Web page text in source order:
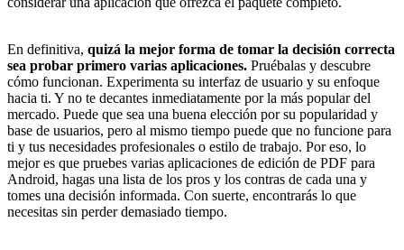
En definitiva, quizá la mejor forma de tomar la decisión correcta
sea probar primero varias aplicaciones. Pruébalas y descubre
cómo funcionan. Experimenta su interfaz de usuario y su enfoque
hacia ti. Y no te decantes inmediatamente por la más popular del
mercado. Puede que sea una buena elección por su popularidad y
base de usuarios, pero al mismo tiempo puede que no funcione para
ti y tus necesidades profesionales o estilo de trabajo. Por eso, lo
mejor es que pruebes varias aplicaciones de edición de PDF para
Android, hagas una lista de los pros y los contras de cada una y
tomes una decisión informada. Con suerte, encontrarás lo que
necesitas sin perder demasiado tiempo.